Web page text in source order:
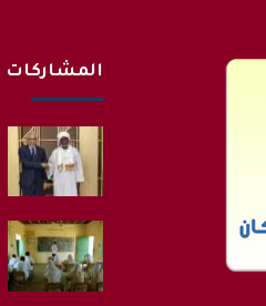
المشاركات